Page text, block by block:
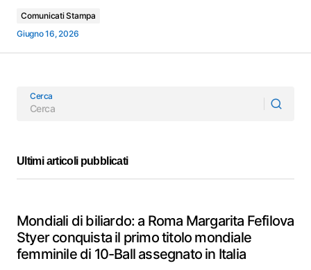
Comunicati Stampa
Giugno 16, 2026
Cerca
Ultimi articoli pubblicati
Mondiali di biliardo: a Roma Margarita Fefilova
Styer conquista il primo titolo mondiale
femminile di 10-Ball assegnato in Italia